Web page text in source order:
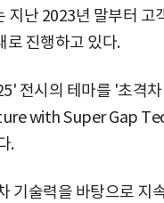
지난 2023년 말부터
로 진행하고 있다.
전시의 테마를 '초격
with Super Gap
.
기술력을 바탕으로 지